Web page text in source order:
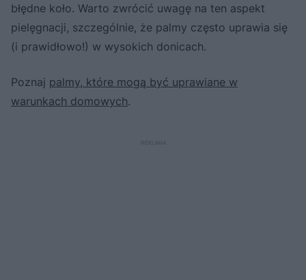
błędne koło. Warto zwrócić uwagę na ten aspekt
pielęgnacji, szczególnie, że palmy często uprawia się
(i prawidłowo!) w wysokich donicach.
Poznaj palmy, które mogą być uprawiane w
warunkach domowych.